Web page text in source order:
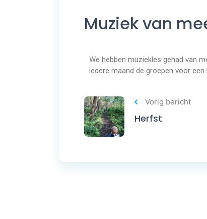
Muziek van
We hebben muziekles gehad van
iedere maand de groepen voor
Vorig bericht
Herfst